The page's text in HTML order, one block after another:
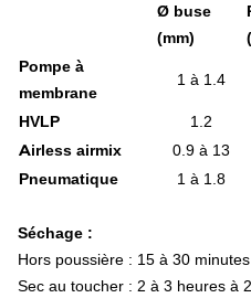
Feu éclaireur de plaque
Autre feu et lanterne
Ampoule pour tracteur
Panneau signalisation
Accessoire éclairage
Electricité
Batterie agricole
Accessoire batterie
Multimètre et testeur
Ø buse
(mm)
Pompe à
membrane
1 à 1.4
HVLP 1.2
Airless airmix
0.9 à 13
Pneumatique
1 à 1.8
Séchage :
Hors poussière : 15 à 30
Sec au toucher : 2 à 3 heures à